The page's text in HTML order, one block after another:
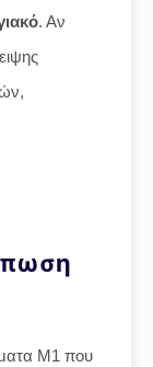
. Αν
Μ1 που